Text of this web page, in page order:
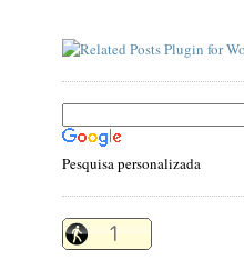
Pesquisa personalizada